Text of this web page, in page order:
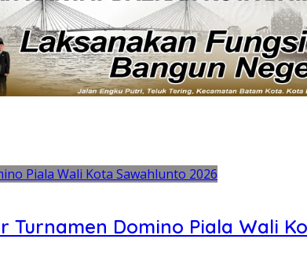
Turnamen Domino Piala Wali